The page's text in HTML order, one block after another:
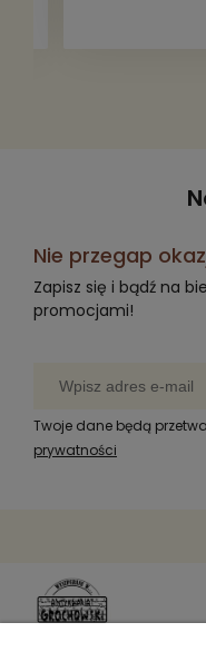
Nie przegap
Zapisz się i bądź na
promocjami!
Twoje dane będą
prywatności